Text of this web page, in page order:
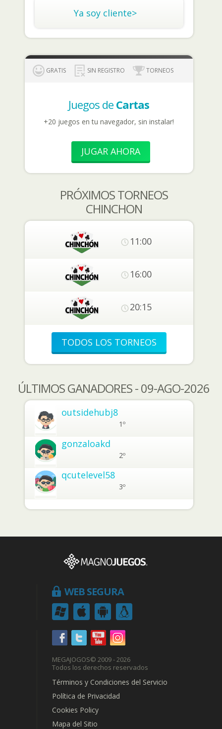
Ya soy cliente>
GRATIS SIN REGISTRO TORNEOS
Juegos de Cartas
+20 juegos en tu navegador, sin instalar!
JUGAR AHORA
PRÓXIMOS TORNEOS
CHINCHON
11:00
16:00
20:15
TODOS LOS TORNEOS
ÚLTIMOS GANADORES - 09-AGO-2026
outsidehubj8
1º
gonzaloakd
2º
qcutelevel58
3º
WEB SEGURA
MEGAJOGOS© 2009 - 2026
Todos los derechos reservados
Términos y Condiciones del Servicio
Política de Privacidad
Cookies Policy
Mapa del Sitio